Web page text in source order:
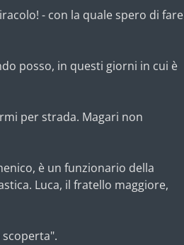
- con la quale spero di fare
posso, in questi giorni in cui è
per strada. Magari non
è un funzionario della
Luca, il fratello maggiore,